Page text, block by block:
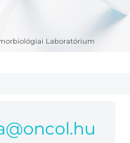
Laboratórium